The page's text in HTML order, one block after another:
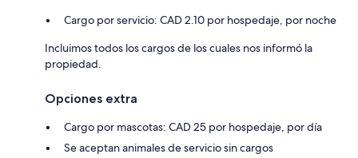
Cargo por servicio: CAD 2.10 por hospedaje, por noche
Incluimos todos los cargos de los cuales nos informó la
propiedad.
Opciones extra
Cargo por mascotas: CAD 25 por hospedaje, por día
Se aceptan animales de servicio sin cargos